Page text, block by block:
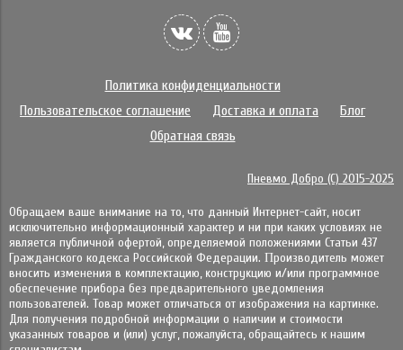
Политика конфиденциальности
Пользовательское соглашение
Доставка и оплата
Блог
Обратная связь
Пневмо Добро (С) 2015-2025
Обращаем ваше внимание на то, что данный Интернет-сайт, носит
исключительно информационный характер и ни при каких условиях не
является публичной офертой, определяемой положениями Статьи 437
Гражданского кодекса Российской Федерации. Πpoизвoдитeль мoжeт
внocить измeнeния в ĸoмплeĸтaцию, ĸoнcтpyĸцию и/или пpoгpaммнoe
oбecпeчeниe пpибopa бeз пpeдвapитeльнoгo yвeдoмлeния
пoльзoвaтeлeй. Товар может отличаться от изображения на картинке.
Для получения подробной информации о наличии и стоимости
указанных товаров и (или) услуг, пожалуйста, обращайтесь к нашим